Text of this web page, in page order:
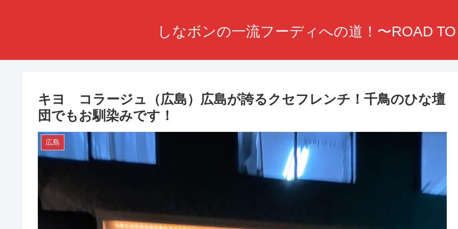
しなボンの一流フーディへの道！〜ROAD
キヨ コラージュ（広島）広島が誇るクセフレンチ！千鳥のひな壇
団でもお馴染みです！
広島